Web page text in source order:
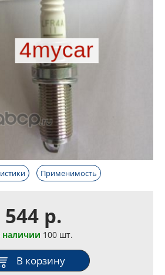
Применимость
544 р.
наличии 100 шт.
В корзину